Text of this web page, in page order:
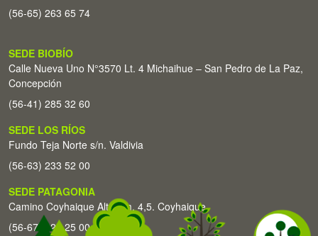
(56-65) 263 65 74
SEDE BIOBÍO
Calle Nueva Uno N°3570 Lt. 4 Michaihue – San Pedro de La Paz,
Concepción
(56-41) 285 32 60
SEDE LOS RÍOS
Fundo Teja Norte s/n. Valdivia
(56-63) 233 52 00
SEDE PATAGONIA
Camino Coyhaique Alto Km. 4,5. Coyhaique
(56-67) 226 25 00